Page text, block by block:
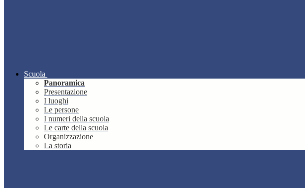
Scuola
Panoramica
Presentazione
I luoghi
Le persone
I numeri della scuola
Le carte della scuola
Organizzazione
La storia